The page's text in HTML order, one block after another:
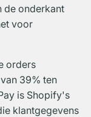
de onderkant
voor
orders
39% ten
is Shopify's
klantgegevens